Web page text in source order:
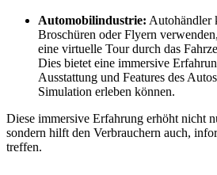
Automobilindustrie: Autohändler
Broschüren oder Flyern
eine virtuelle Tour durch das
Dies bietet eine immersive
Ausstattung und Features des
Simulation erleben können.
Diese immersive Erfahrung erhöht nicht
sondern hilft den Verbrauchern auch,
treffen.